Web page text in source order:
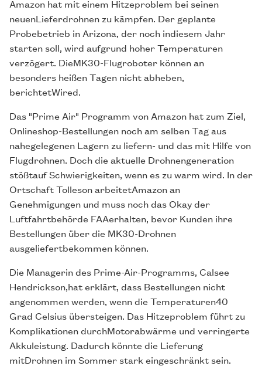
Amazon hat mit einem Hitzeproblem bei seinen
neuenLieferdrohnen zu kämpfen. Der geplante
Probebetrieb in Arizona, der noch indiesem Jahr
starten soll, wird aufgrund hoher Temperaturen
verzögert. DieMK30-Flugroboter können an
besonders heißen Tagen nicht abheben,
berichtetWired.
Das "Prime Air" Programm von Amazon hat zum Ziel,
Onlineshop-Bestellungen noch am selben Tag aus
nahegelegenen Lagern zu liefern- und das mit Hilfe von
Flugdrohnen. Doch die aktuelle Drohnengeneration
stößtauf Schwierigkeiten, wenn es zu warm wird. In der
Ortschaft Tolleson arbeitetAmazon an
Genehmigungen und muss noch das Okay der
Luftfahrtbehörde FAAerhalten, bevor Kunden ihre
Bestellungen über die MK30-Drohnen
ausgeliefertbekommen können.
Die Managerin des Prime-Air-Programms, Calsee
Hendrickson,hat erklärt, dass Bestellungen nicht
angenommen werden, wenn die Temperaturen40
Grad Celsius übersteigen. Das Hitzeproblem führt zu
Komplikationen durchMotorabwärme und verringerte
Akkuleistung. Dadurch könnte die Lieferung
mitDrohnen im Sommer stark eingeschränkt sein.